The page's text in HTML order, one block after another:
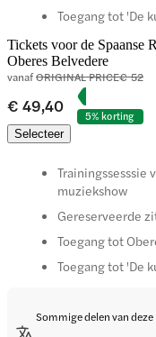
Toegang tot 'De
Tickets voor de Spaanse
Oberes Belvedere
vanafORIGINAL PRICE€ 52
€ 49,40
5% korting
Selecteer
Trainingssesssie
muziekshow
Gereserveerde
Toegang tot
Toegang tot 'De
Sommige delen van